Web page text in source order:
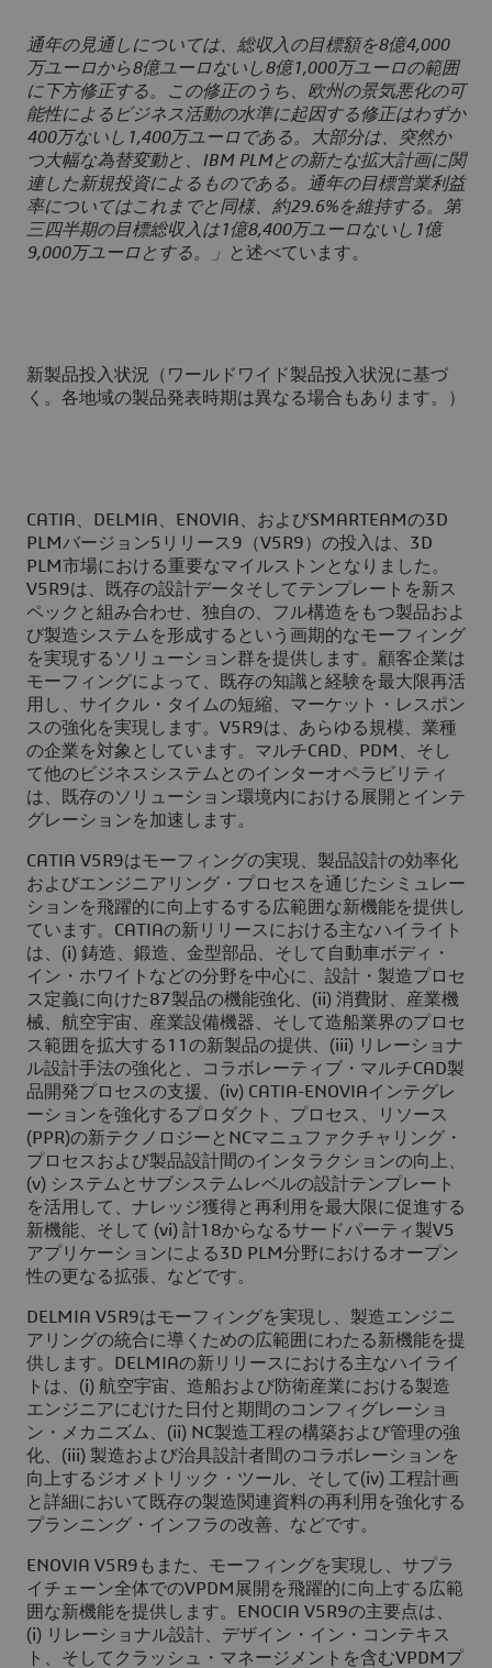
通年の見通しについては、総収入の目標額を8億4,000
万ユーロから8億ユーロないし8億1,000万ユーロの範囲
に下方修正する。この修正のうち、欧州の景気悪化の可
能性によるビジネス活動の水準に起因する修正はわずか
400万ないし1,400万ユーロである。大部分は、突然か
つ大幅な為替変動と、IBM PLMとの新たな拡大計画に関
連した新規投資によるものである。通年の目標営業利益
率についてはこれまでと同様、約29.6%を維持する。第
三四半期の目標総収入は1億8,400万ユーロないし1億
9,000万ユーロとする。」
と述べています。
新製品投入状況（ワールドワイド製品投入状況に基づ
く。各地域の製品発表時期は異なる場合もあります。）
CATIA、DELMIA、ENOVIA、およびSMARTEAMの3D
PLMバージョン5リリース9（V5R9）の投入は、3D
PLM市場における重要なマイルストンとなりました。
V5R9は、既存の設計データそしてテンプレートを新ス
ペックと組み合わせ、独自の、フル構造をもつ製品およ
び製造システムを形成するという画期的なモーフィング
を実現するソリューション群を提供します。顧客企業は
モーフィングによって、既存の知識と経験を最大限再活
用し、サイクル・タイムの短縮、マーケット・レスポン
スの強化を実現します。V5R9は、あらゆる規模、業種
の企業を対象としています。マルチCAD、PDM、そし
て他のビジネスシステムとのインターオペラビリティ
は、既存のソリューション環境内における展開とインテ
グレーションを加速します。
CATIA V5R9はモーフィングの実現、製品設計の効率化
およびエンジニアリング・プロセスを通じたシミュレー
ションを飛躍的に向上するする広範囲な新機能を提供し
ています。CATIAの新リリースにおける主なハイライト
は、(i) 鋳造、鍛造、金型部品、そして自動車ボディ・
イン・ホワイトなどの分野を中心に、設計・製造プロセ
ス定義に向けた87製品の機能強化、(ii) 消費財、産業機
械、航空宇宙、産業設備機器、そして造船業界のプロセ
ス範囲を拡大する11の新製品の提供、(iii) リレーショナ
ル設計手法の強化と、コラボレーティブ・マルチCAD製
品開発プロセスの支援、(iv) CATIA-ENOVIAインテグレ
ーションを強化するプロダクト、プロセス、リソース
(PPR)の新テクノロジーとNCマニュファクチャリング・
プロセスおよび製品設計間のインタラクションの向上、
(v) システムとサブシステムレベルの設計テンプレート
を活用して、ナレッジ獲得と再利用を最大限に促進する
新機能、そして (vi) 計18からなるサードパーティ製V5
アプリケーションによる3D PLM分野におけるオープン
性の更なる拡張、などです。
DELMIA V5R9はモーフィングを実現し、製造エンジニ
アリングの統合に導くための広範囲にわたる新機能を提
供します。DELMIAの新リリースにおける主なハイライ
トは、(i) 航空宇宙、造船および防衛産業における製造
エンジニアにむけた日付と期間のコンフィグレーショ
ン・メカニズム、(ii) NC製造工程の構築および管理の強
化、(iii) 製造および治具設計者間のコラボレーションを
向上するジオメトリック・ツール、そして(iv) 工程計画
と詳細において既存の製造関連資料の再利用を強化する
プランニング・インフラの改善、などです。
ENOVIA V5R9もまた、モーフィングを実現し、サプラ
イチェーン全体でのVPDM展開を飛躍的に向上する広範
囲な新機能を提供します。ENOCIA V5R9の主要点は、
(i) リレーショナル設計、デザイン・イン・コンテキス
ト、そしてクラッシュ・マネージメントを含むVPDMプ